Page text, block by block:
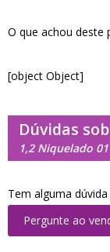
O que achou deste
[object Object]
Dúvidas
1,2 Niquelado
Tem alguma
Pergunte ao